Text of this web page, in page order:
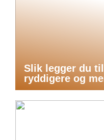
Slik legger du
ryddigere og